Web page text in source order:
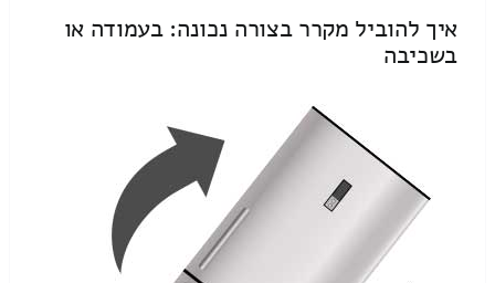
איך להוביל מקרר בצורה נכונה: בעמודה או
בשכיבה